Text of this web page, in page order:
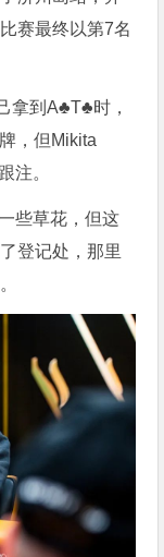
赛最终以第7名
拿到A♣T♣时，
，但Mikita
注。
些草花，但这
登记处，那里